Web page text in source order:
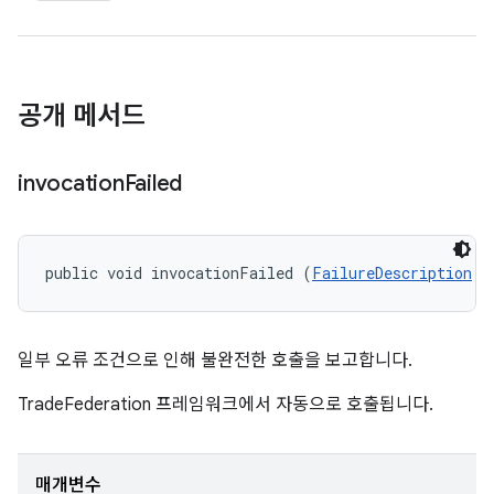
공개 메서드
invocationFailed
public void invocationFailed (FailureDescription
일부 오류 조건으로 인해 불완전한 호출을 보고합니다.
TradeFederation 프레임워크에서 자동으로 호출됩니다.
매개변수